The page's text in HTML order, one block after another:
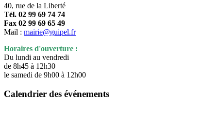
40, rue de la Liberté
Tél. 02 99 69 74 74
Fax 02 99 69 65 49
Mail : mairie@guipel.fr
Horaires d'ouverture :
Du lundi au vendredi
de 8h45 à 12h30
le samedi de 9h00 à 12h00
Calendrier des événements